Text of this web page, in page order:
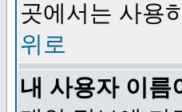
곳에서는 사용
위로
내 사용자 이름